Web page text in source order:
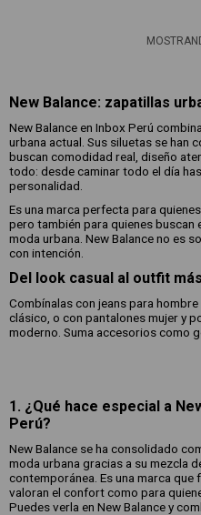
New Balance: zapatillas
New Balance en Inbox Perú
urbana actual. Sus siluetas se han
buscan comodidad real, diseño
todo: desde caminar todo el día
personalidad.
Es una marca perfecta para
pero también para quienes buscan
moda urbana. New Balance no es
con intención.
Del look casual al outfit
Combínalas con jeans para
clásico, o con pantalones mujer y
moderno. Suma accesorios como
1. ¿Qué hace especial a
Perú?
New Balance se ha consolidado
moda urbana gracias a su mezcla
contemporánea. Es una marca
valoran el confort como para
Puedes verla en New Balance y